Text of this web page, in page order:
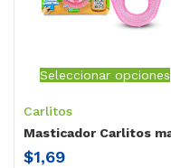
Seleccionar opciones
Carlitos
$1,69